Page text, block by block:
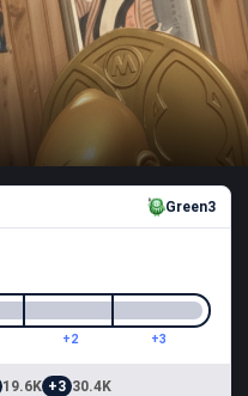
Green3
+2 +3
19.6K +3 30.4K